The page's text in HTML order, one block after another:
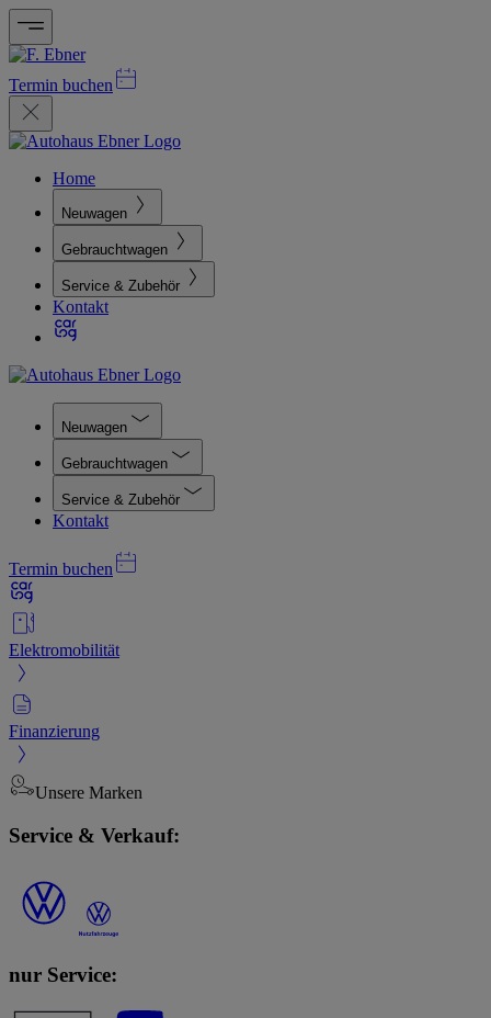
Termin buchen
Home
Neuwagen
Gebrauchtwagen
Service & Zubehör
Kontakt
Neuwagen
Gebrauchtwagen
Service & Zubehör
Kontakt
Termin buchen
Elektromobilität
Finanzierung
Unsere Marken
Service & Verkauf:
nur Service: